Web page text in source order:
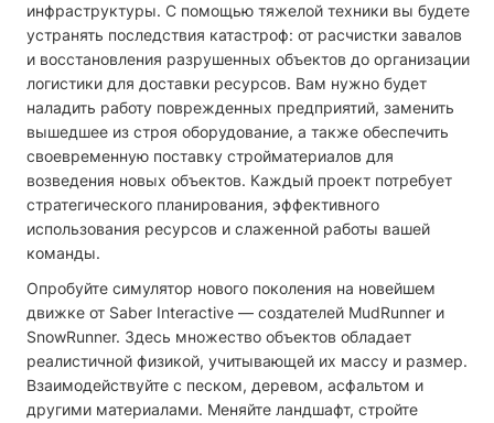
инфраструктуры. С помощью тяжелой техники вы будете
устранять последствия катастроф: от расчистки завалов
и восстановления разрушенных объектов до организации
логистики для доставки ресурсов. Вам нужно будет
наладить работу поврежденных предприятий, заменить
вышедшее из строя оборудование, а также обеспечить
своевременную поставку стройматериалов для
возведения новых объектов. Каждый проект потребует
стратегического планирования, эффективного
использования ресурсов и слаженной работы вашей
команды.
Опробуйте симулятор нового поколения на новейшем
движке от Saber Interactive — создателей MudRunner и
SnowRunner. Здесь множество объектов обладает
реалистичной физикой, учитывающей их массу и размер.
Взаимодействуйте с песком, деревом, асфальтом и
другими материалами. Меняйте ландшафт, стройте